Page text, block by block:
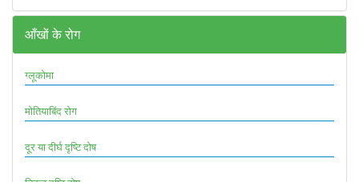
आँखों के रोग
ग्लूकोमा
मोतियाबिंद रोग
दूर या दीर्घ दृष्टि दोष